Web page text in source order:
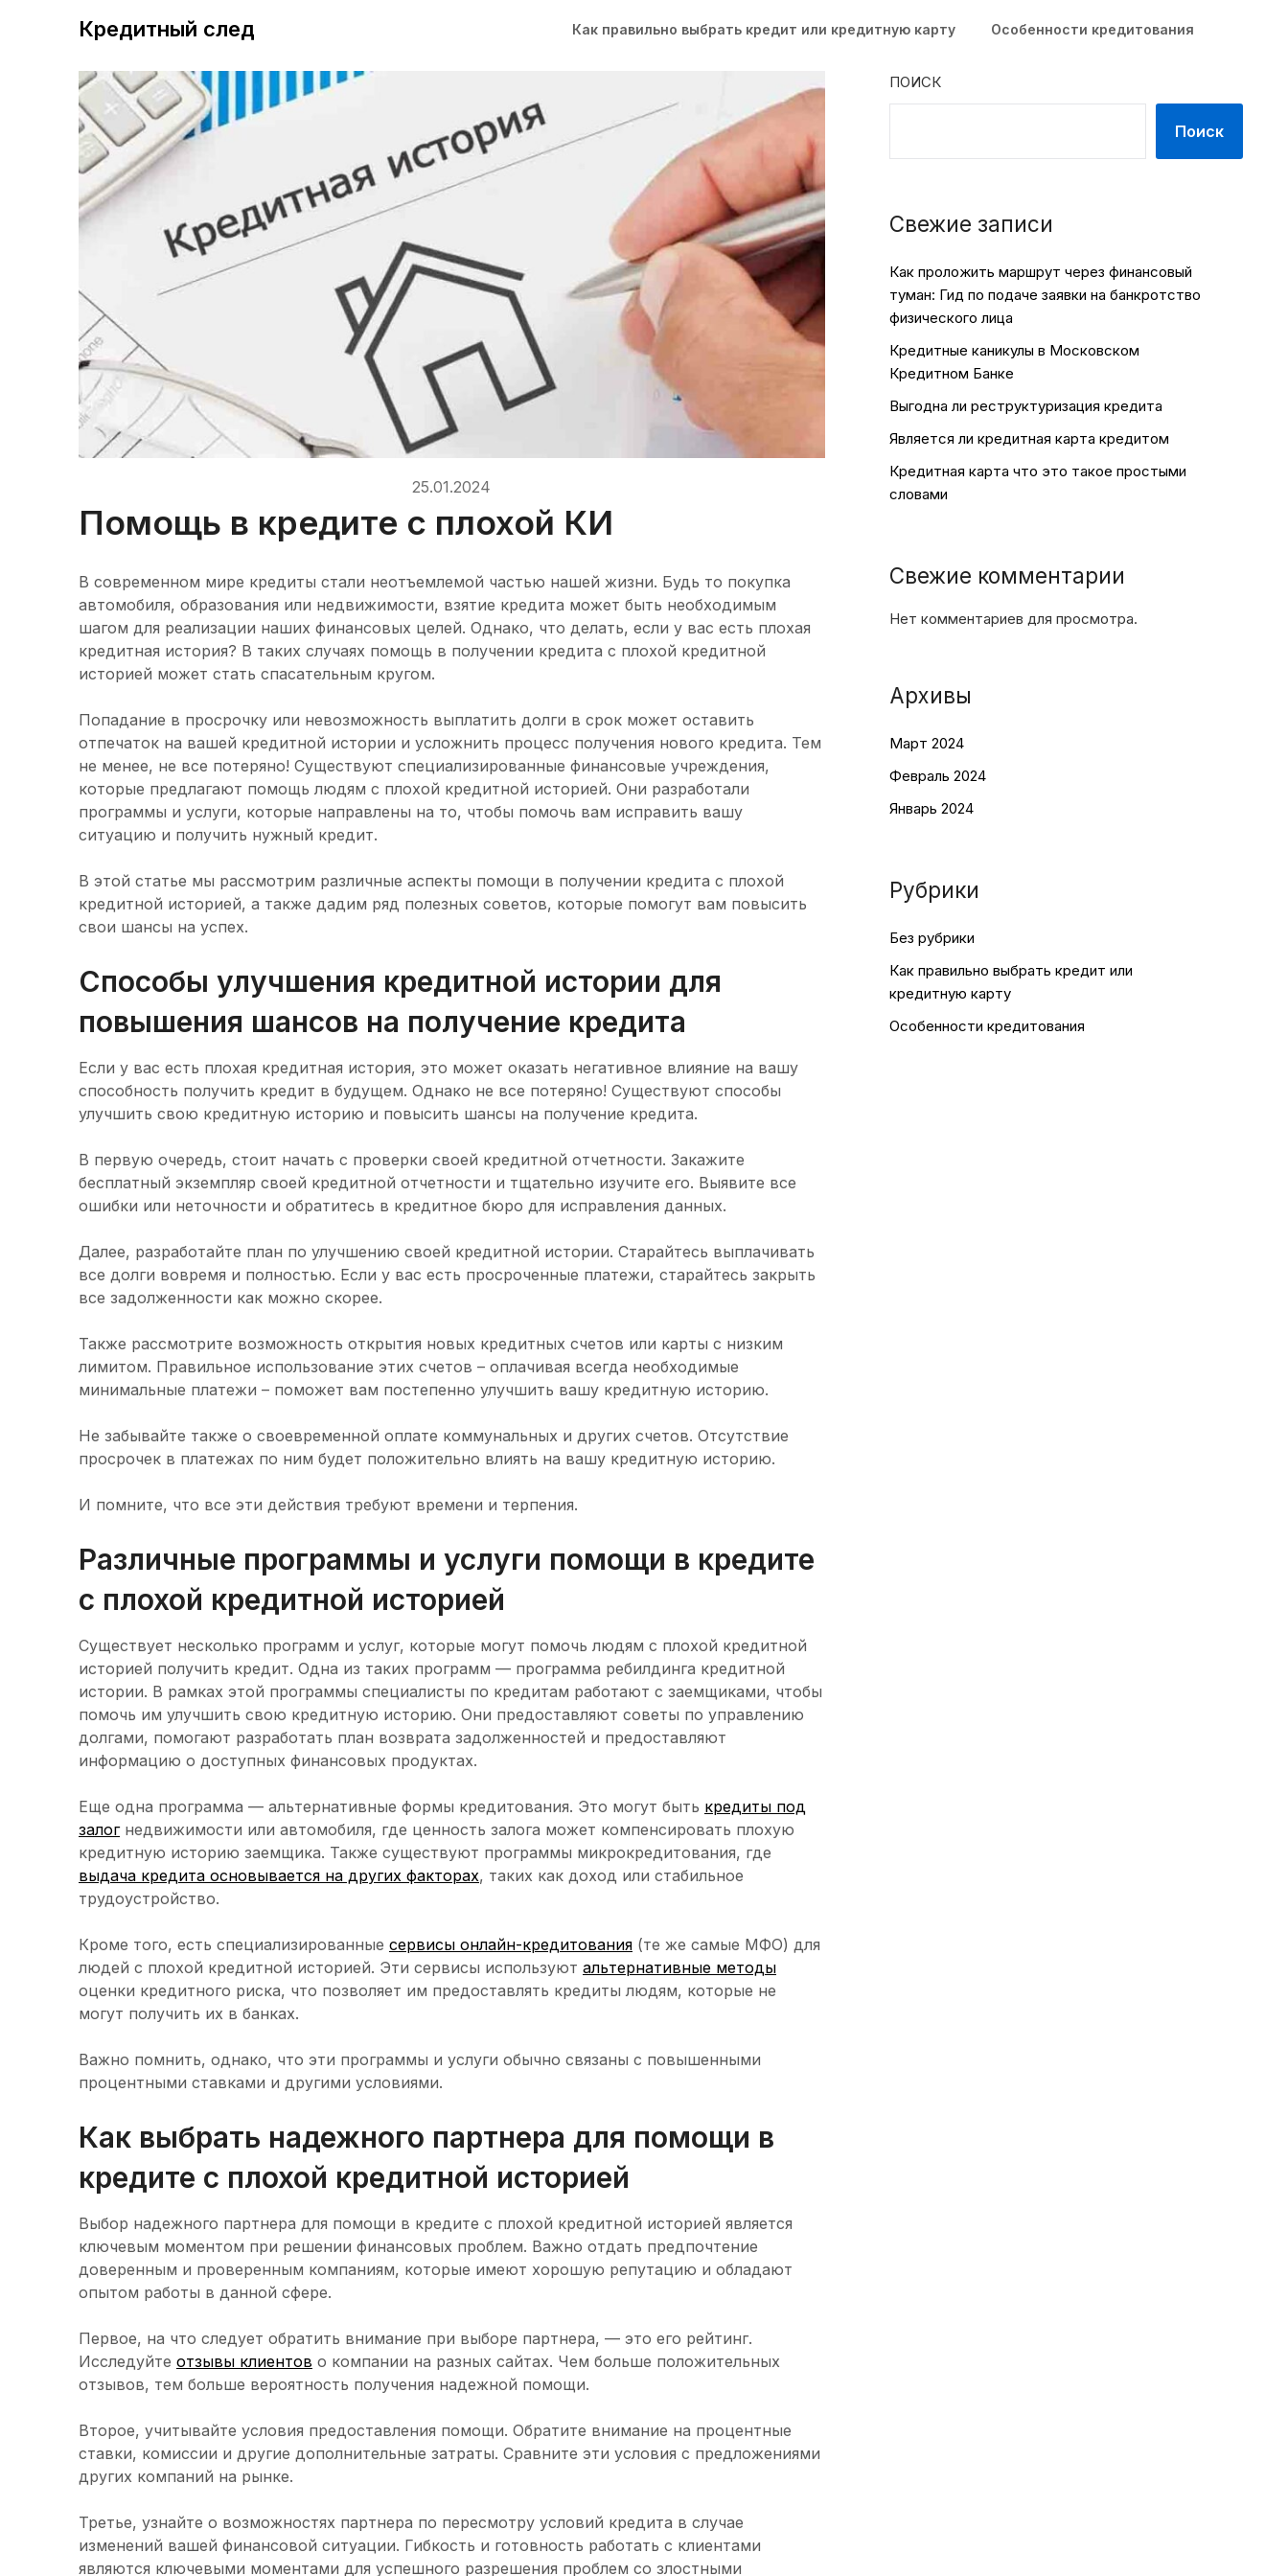
Кредитный след Как правильно выбрать кредит или кредитную карту Особенности кредитования
25.01.2024
Помощь в кредите с плохой КИ
В современном мире кредиты стали неотъемлемой частью нашей жизни. Будь то покупка
автомобиля, образования или недвижимости, взятие кредита может быть необходимым
шагом для реализации наших финансовых целей. Однако, что делать, если у вас есть плохая
кредитная история? В таких случаях помощь в получении кредита с плохой кредитной
историей может стать спасательным кругом.
Попадание в просрочку или невозможность выплатить долги в срок может оставить
отпечаток на вашей кредитной истории и усложнить процесс получения нового кредита. Тем
не менее, не все потеряно! Существуют специализированные финансовые учреждения,
которые предлагают помощь людям с плохой кредитной историей. Они разработали
программы и услуги, которые направлены на то, чтобы помочь вам исправить вашу
ситуацию и получить нужный кредит.
В этой статье мы рассмотрим различные аспекты помощи в получении кредита с плохой
кредитной историей, а также дадим ряд полезных советов, которые помогут вам повысить
свои шансы на успех.
Способы улучшения кредитной истории для
повышения шансов на получение кредита
Если у вас есть плохая кредитная история, это может оказать негативное влияние на вашу
способность получить кредит в будущем. Однако не все потеряно! Существуют способы
улучшить свою кредитную историю и повысить шансы на получение кредита.
В первую очередь, стоит начать с проверки своей кредитной отчетности. Закажите
бесплатный экземпляр своей кредитной отчетности и тщательно изучите его. Выявите все
ошибки или неточности и обратитесь в кредитное бюро для исправления данных.
Далее, разработайте план по улучшению своей кредитной истории. Старайтесь выплачивать
все долги вовремя и полностью. Если у вас есть просроченные платежи, старайтесь закрыть
все задолженности как можно скорее.
Также рассмотрите возможность открытия новых кредитных счетов или карты с низким
лимитом. Правильное использование этих счетов – оплачивая всегда необходимые
минимальные платежи – поможет вам постепенно улучшить вашу кредитную историю.
Не забывайте также о своевременной оплате коммунальных и других счетов. Отсутствие
просрочек в платежах по ним будет положительно влиять на вашу кредитную историю.
И помните, что все эти действия требуют времени и терпения.
Различные программы и услуги помощи в кредите
с плохой кредитной историей
Существует несколько программ и услуг, которые могут помочь людям с плохой кредитной
историей получить кредит. Одна из таких программ — программа ребилдинга кредитной
истории. В рамках этой программы специалисты по кредитам работают с заемщиками, чтобы
помочь им улучшить свою кредитную историю. Они предоставляют советы по управлению
долгами, помогают разработать план возврата задолженностей и предоставляют
информацию о доступных финансовых продуктах.
Еще одна программа — альтернативные формы кредитования. Это могут быть кредиты под
залогнедвижимости или автомобиля, где ценность залога может компенсировать плохую
кредитную историю заемщика. Также существуют программы микрокредитования, где
выдача кредита основывается на других факторах, таких как доход или стабильное
трудоустройство.
Кроме того, есть специализированные сервисы онлайн-кредитования (те же самые МФО) для
людей с плохой кредитной историей. Эти сервисы используют альтернативные методы
оценки кредитного риска, что позволяет им предоставлять кредиты людям, которые не
могут получить их в банках.
Важно помнить, однако, что эти программы и услуги обычно связаны с повышенными
процентными ставками и другими условиями.
Как выбрать надежного партнера для помощи в
кредите с плохой кредитной историей
Выбор надежного партнера для помощи в кредите с плохой кредитной историей является
ключевым моментом при решении финансовых проблем. Важно отдать предпочтение
доверенным и проверенным компаниям, которые имеют хорошую репутацию и обладают
опытом работы в данной сфере.
Первое, на что следует обратить внимание при выборе партнера, — это его рейтинг.
Исследуйте отзывы клиентов о компании на разных сайтах. Чем больше положительных
отзывов, тем больше вероятность получения надежной помощи.
Второе, учитывайте условия предоставления помощи. Обратите внимание на процентные
ставки, комиссии и другие дополнительные затраты. Сравните эти условия с предложениями
других компаний на рынке.
Третье, узнайте о возможностях партнера по пересмотру условий кредита в случае
изменений вашей финансовой ситуации. Гибкость и готовность работать с клиентами
являются ключевыми моментами для успешного разрешения проблем со злостными
ПОИСК
Поиск
Свежие записи
Как проложить маршрут через финансовый
туман: Гид по подаче заявки на банкротство
физического лица
Кредитные каникулы в Московском
Кредитном Банке
Выгодна ли реструктуризация кредита
Является ли кредитная карта кредитом
Кредитная карта что это такое простыми
словами
Свежие комментарии
Нет комментариев для просмотра.
Архивы
Март 2024
Февраль 2024
Январь 2024
Рубрики
Без рубрики
Как правильно выбрать кредит или
кредитную карту
Особенности кредитования